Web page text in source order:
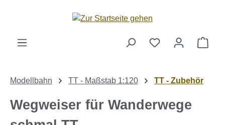
Zum Hauptinhalt springen
Modellbahn TT - Maßstab 1:120 TT - Zubehör
Wegweiser für Wanderwege